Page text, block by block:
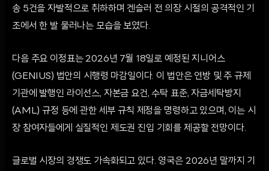
송 5건을 자발적으로 취하하며 겐슬러 전 의장 시절의 공격적인 기
조에서 한 발 물러나는 모습을 보였다.
다음 주요 이정표는 2026년 7월 18일로 예정된 지니어스
(GENIUS) 법안의 시행령 마감일이다. 이 법안은 연방 및 주 규제
기관에 발행인 라이선스, 자본금 요건, 수탁 표준, 자금세탁방지
(AML) 규정 등에 관한 세부 규칙 제정을 명령하고 있으며, 이는 시
장 참여자들에게 실질적인 제도권 진입 기회를 제공할 전망이다.
글로벌 시장의 경쟁도 가속화되고 있다. 영국은 2026년 말까지 기